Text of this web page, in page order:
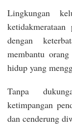
Lingkungan
dengan
membantu
hidup yang
Tanpa
ketimpangan
dan cenderung